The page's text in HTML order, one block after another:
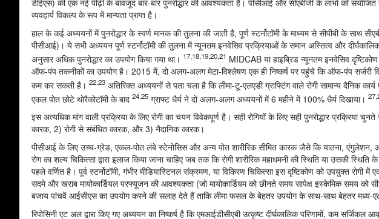
डीईएस) की एक नई पीढ़ी के बावजूद बार-बार पुनरोद्धार की आवश्यकता है। पीसीआई और सीएबीजी के लाभों को
व्यवहार्य विकल्प के रूप में मान्यता प्राप्त है।
हाल के कई अध्ययनों में पुनरोद्धार के स्वर्ण मानक की तुलना की जाती है, पूर्ण स्टर्नोटॉमी के माध्यम से सीपीबी के साथ
पीसीआई)। ये सभी अध्ययन पूर्ण स्टर्नोटॉमी की तुलना में न्यूनतम इनवेसिव प्रक्रियाओं के समान अस्तित्व और
अनुसार अधिक पुनरोद्धार का उपयोग किया गया था। 17,18,19,20,21 MIDCAB या हाइब्रिड न्यूनतम इनवेसिव
ऑफ-पंप तकनीकों का उपयोग है। 2015 में, दो अलग-अलग मेटा-विश्लेषण एक ही निष्कर्ष पर पहुंचे कि ऑफ-पंप सर्जरी
कम कर सकती है। 22,23 अतिरिक्त अध्ययनों से पता चला है कि लीमा-टू-एलएडी ग्राफ्टिंग वाले रोगी सामान्य दैनिक
एकल पोत छोटे थोरैकोटॉमी के बाद 24,25 ग्राफ्ट धैर्य ने दो अलग-अलग अध्ययनों में 6 महीने में 100% धैर्य दिखाया।
इस अत्यधिक मांग वाली प्रक्रिया के लिए रोगी का चयन विवेकपूर्ण है। सही रोगियों के लिए सही पुनरोद्धार प्रक्रिया
कारक, 2) रोगी से संबंधित कारक, और 3) नैदानिक कारक।
पीसीआई के लिए उच्च-ग्रेड, एकल-पोत लंबे स्टेनोसिस और अन्य पोत शारीरिक सीमित कारक जैसे कि यातना,
रोग का शल्य चिकित्सा द्वारा इलाज किया जाना चाहिए जब तक कि रोगी शारीरिक महाधमनी की स्थिति या उसकी
पहले वर्णित है। पूर्व स्टर्नोटॉमी, गंभीर मीडियास्टिनल संक्रमण, या विकिरण चिकित्सा इस दृष्टिकोण को उपयुक्त
सदमे और खराब मायोकार्डियल परफ्यूजन की आवश्यकता (जो मायोकार्डियम को छीनते समय सापेक्ष इस्केमिक समय
बजाय पांचवें आईसीएस का उपयोग करने की सलाह देते हैं ताकि लीमा फसल के बेहतर उपयोग के साथ-साथ बेहतर मध्य-
रिपोसिनी एट अल द्वारा किए गए अध्ययन का निष्कर्ष है कि एमआईडीसीएबी उत्कृष्ट दीर्घकालिक परिणामों, कम